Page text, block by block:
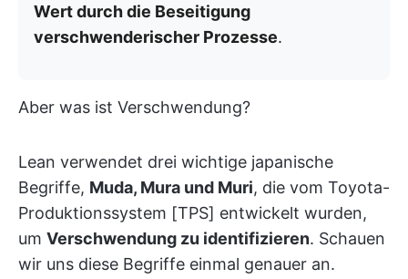
Wert durch die Beseitigung
verschwenderischer Prozesse.
Aber was ist Verschwendung?
Lean verwendet drei wichtige japanische
Begriffe, Muda, Mura und Muri, die vom Toyota-
Produktionssystem [TPS] entwickelt wurden,
um Verschwendung zu identifizieren. Schauen
wir uns diese Begriffe einmal genauer an.